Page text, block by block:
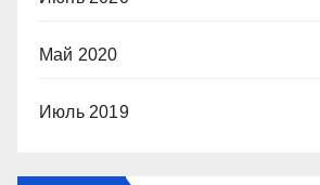
Май 2020
Июль 2019